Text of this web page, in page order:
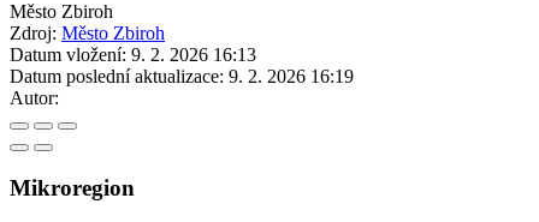
Město Zbiroh
Zdroj: Město Zbiroh
Datum vložení: 9. 2. 2026 16:13
Datum poslední aktualizace: 9. 2. 2026 16:19
Autor:
Mikroregion